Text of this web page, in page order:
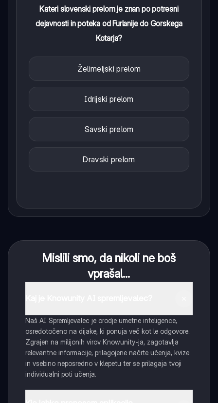
Kateri slovenski prelom je znan po potresni
dejavnosti in poteka od Furlanije do Gorskega
Kotarja?
Želimeljski prelom
Idrijski prelom
Savski prelom
Dravski prelom
Mislili smo, da nikoli ne boš
vprašal...
Naš AI Spremljevalec je orodje umetne inteligence,
osredotočeno na dijake, ki ponuja več kot le odgovore.
Zgrajen na milijonih virov Knowunity-ja, zagotavlja
relevantne informacije, prilagojene načrte učenja, kvize
in vsebino neposredno v klepetu ter se prilagaja tvoji
individualni poti učenja.